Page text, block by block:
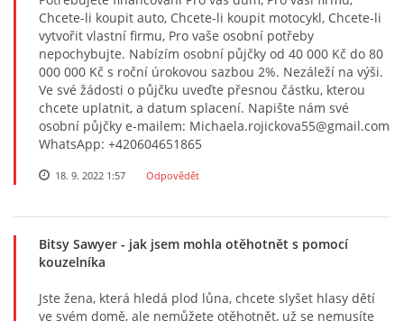
Chcete-li koupit auto, Chcete-li koupit motocykl, Chcete-li
vytvořit vlastní firmu, Pro vaše osobní potřeby
nepochybujte. Nabízím osobní půjčky od 40 000 Kč do 80
000 000 Kč s roční úrokovou sazbou 2%. Nezáleží na výši.
Ve své žádosti o půjčku uveďte přesnou částku, kterou
chcete uplatnit, a datum splacení. Napište nám své
osobní půjčky e-mailem: Michaela.rojickova55@gmail.com
WhatsApp: +420604651865
18. 9. 2022 1:57 Odpovědět
Bitsy Sawyer - jak jsem mohla otěhotnět s pomocí
kouzelníka
Jste žena, která hledá plod lůna, chcete slyšet hlasy dětí
ve svém domě, ale nemůžete otěhotnět, už se nemusíte